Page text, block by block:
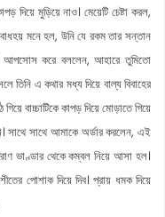
দিয়ে মুড়িয়ে নাও। মেয়েটি চেষ্টা করল,
মনে হল, উনি যে রকম তার সন্তান
আপসোস করে বললেন, আহারে তুমিতো
এ কথার মধ্য দিয়ে বাল্য বিবাহের
বাচ্চাটিকে কাপড় দিয়ে মোড়াতে গিয়ে
সাথে সাথে আমাকে অর্ডার করলেন, এই
ভাণ্ডার থেকে কম্বল নিয়ে আসা হল।
পোশাক দিয়ে দিব। প্রায় ধমক দিয়ে